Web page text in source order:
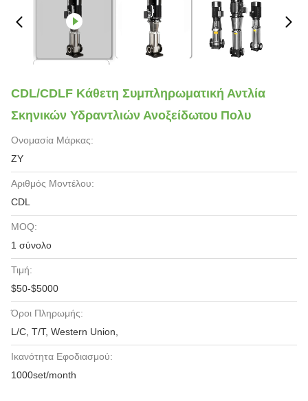
CDL/CDLF Κάθετη Συμπληρωματική Αντλία
Σκηνικών Υδραντλιών Ανοξείδωτου Πολυ
Ονομασία Μάρκας:
ZY
Αριθμός Μοντέλου:
CDL
MOQ:
1 σύνολο
Τιμή:
$50-$5000
Όροι Πληρωμής:
L/C, T/T, Western Union,
Ικανότητα Εφοδιασμού:
1000set/month